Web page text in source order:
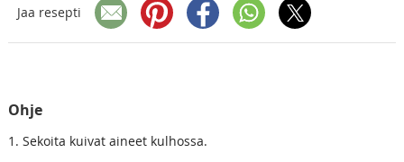
Jaa resepti
Ohje
1. Sekoita kuivat aineet kulhossa.